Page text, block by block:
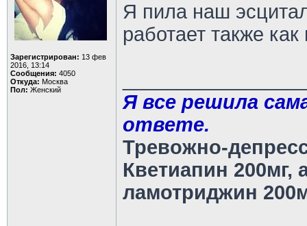
Зарегистрирован: 13 фев
2016, 13:14
Сообщения: 4050
Откуда: Москва
Пол: Женский
Я пила наш
работает также
Я все решила
ответе.
Тревожно-
Кветиапин 200мг,
ламотриджин